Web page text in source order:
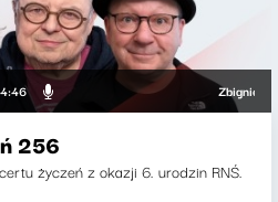
Zbigniew
256
życzeń z okazji 6. urodzin RNŚ.